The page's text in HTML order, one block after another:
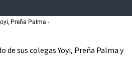
Preña Palma
de sus colegas Yoyi, Preña Palma y